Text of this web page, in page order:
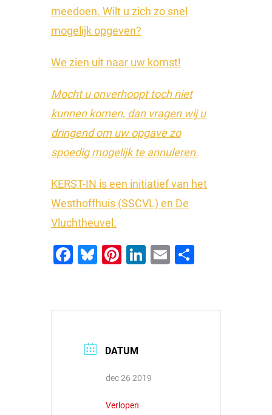
meedoen. Wilt u zich zo snel
mogelijk opgeven?
We zien uit naar uw komst!
Mocht u onverhoopt toch niet
kunnen komen, dan vragen wij u
dringend om uw opgave zo
spoedig mogelijk te annuleren.
KERST-IN is een initiatief van het
Westhoffhuis (SSCVL) en De
Vluchtheuvel.
Facebook
Bluesky
Pinterest
LinkedIn
Email
DATUM
dec 26 2019
Verlopen